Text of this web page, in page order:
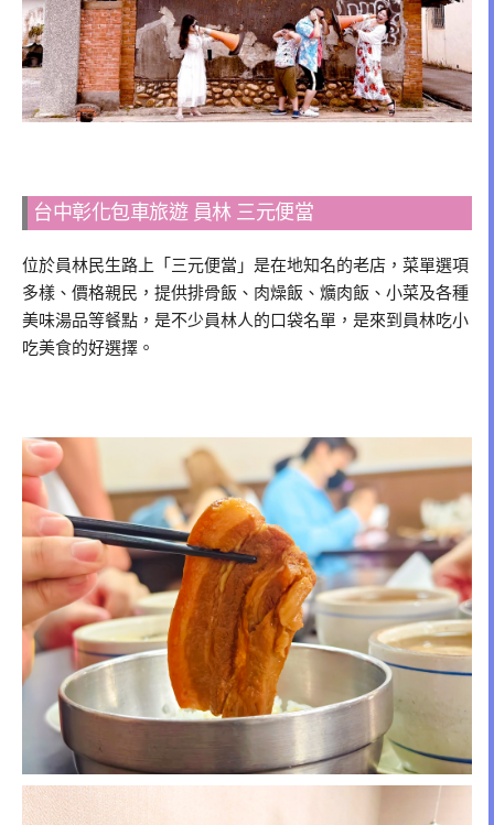
台中彰化包車旅遊 員林 三元便當
位於員林民生路上「三元便當」是在地知名的老店，菜單選項
多樣、價格親民，提供排骨飯、肉燥飯、爌肉飯、小菜及各種
美味湯品等餐點，是不少員林人的口袋名單，是來到員林吃小
吃美食的好選擇。